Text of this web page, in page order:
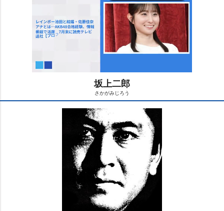
M
u
坂上二郎
さかがみじろう